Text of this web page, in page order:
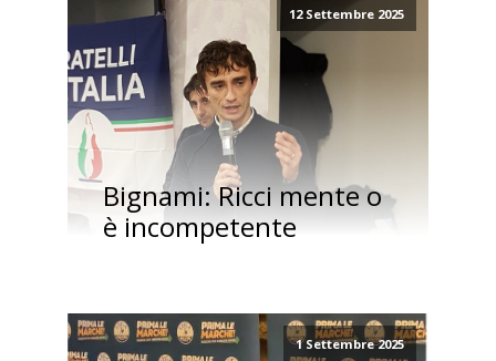
12 Settembre 2025
Bignami: Ricci mente o
è incompetente
1 Settembre 2025